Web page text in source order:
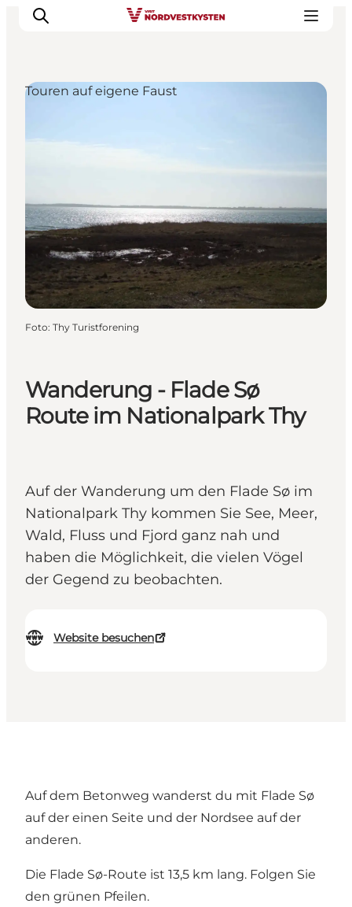
Urlaubsorte
Unterkunft
Mach deine Urlaubsplanung
Wanderung - Flade Sø
Route im Nationalpark Thy
Auf der Wanderung um den Flade Sø im
Nationalpark Thy kommen Sie See, Meer,
Wald, Fluss und Fjord ganz nah und
haben die Möglichkeit, die vielen Vögel
der Gegend zu beobachten.
Website besuchen
Touren auf eigene Faust
Foto: Thy Turistforening
Auf dem Betonweg wanderst du mit Flade Sø
auf der einen Seite und der Nordsee auf der
anderen.
Die Flade Sø-Route ist 13,5 km lang. Folgen Sie
den grünen Pfeilen.